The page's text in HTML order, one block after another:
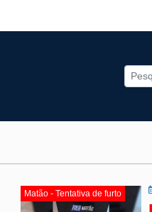
Matão - Tentativa de furto